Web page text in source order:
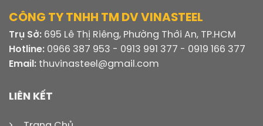
CÔNG TY TNHH TM DV VINASTEEL
Trụ Sở: 695 Lê Thị Riêng, Phường Thới An, TP.HCM
Hotline: 0966 387 953 - 0913 991 377 - 0919 166 377
Email: thuvinasteel@gmail.com
LIÊN KẾT